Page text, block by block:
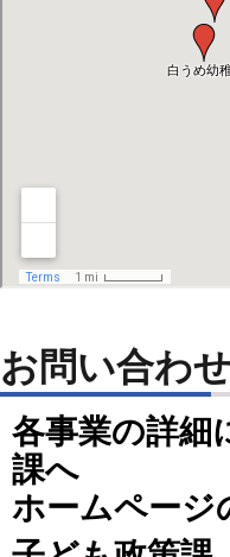
お問い合わせ
各事業の詳細
課へ
ホームページ